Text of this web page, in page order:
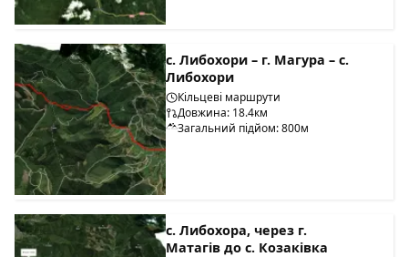
с. Либохори – г. Магура – с.
Либохори
Кільцеві маршрути
Довжина: 18.4км
Загальний підйом: 800м
с. Либохора, через г.
Матагів до с. Козаківка